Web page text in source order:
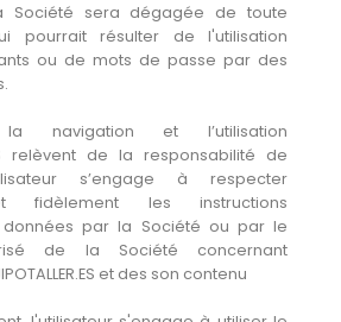
Société sera dégagée de toute
pourrait résulter de l'utilisation
ou de mots de passe par des
la navigation et l’utilisation
relèvent de la responsabilité de
s’engage à respecter
fidèlement les instructions
données par la Société ou par le
de la Société concernant
et des son contenu